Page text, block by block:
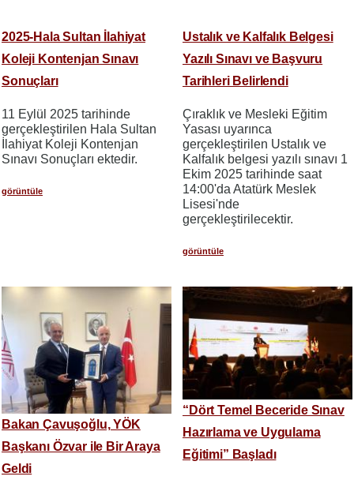
2025-Hala Sultan İlahiyat
Koleji Kontenjan Sınavı
Sonuçları
11 Eylül 2025 tarihinde
gerçekleştirilen Hala Sultan
İlahiyat Koleji Kontenjan
Sınavı Sonuçları ektedir.
görüntüle
Ustalık ve Kalfalık Belgesi
Yazılı Sınavı ve Başvuru
Tarihleri Belirlendi
Çıraklık ve Mesleki Eğitim
Yasası uyarınca
gerçekleştirilen Ustalık ve
Kalfalık belgesi yazılı sınavı 1
Ekim 2025 tarihinde saat
14:00'da Atatürk Meslek
Lisesi'nde
gerçekleştirilecektir.
görüntüle
Bakan Çavuşoğlu, YÖK
Başkanı Özvar ile Bir Araya
Geldi
“Dört Temel Beceride Sınav
Hazırlama ve Uygulama
Eğitimi” Başladı